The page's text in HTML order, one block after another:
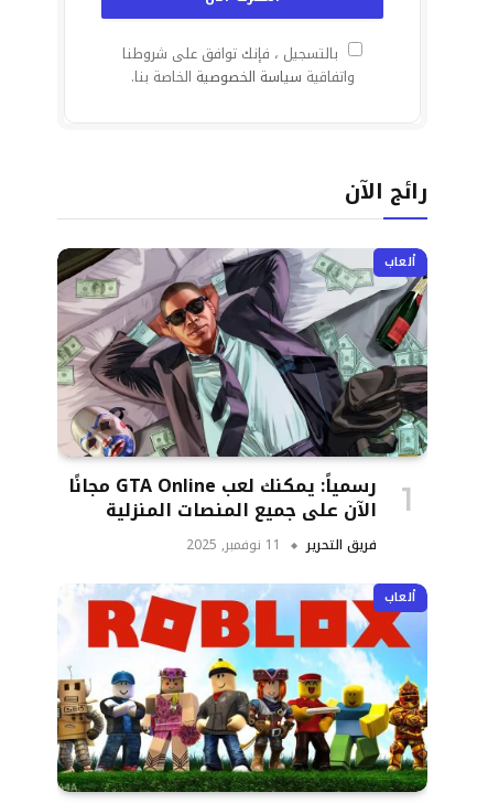
بالتسجيل ، فإنك توافق على شروطنا
واتفاقية سياسة الخصوصية الخاصة بنا.
رائج الآن
ألعاب
رسمياً: يمكنك لعب GTA Online مجانًا
الآن على جميع المنصات المنزلية
فريق التحرير 11 نوفمبر, 2025
ألعاب